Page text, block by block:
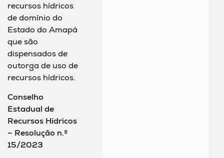
recursos hídricos
de domínio do
Estado do Amapá
que são
dispensados de
outorga de uso de
recursos hídricos.
Conselho
Estadual de
Recursos Hídricos
– Resolução n.º
15/2023